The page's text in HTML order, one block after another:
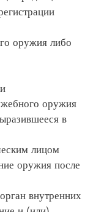
либо
оружия
в
лицом
оружия после
внутренних